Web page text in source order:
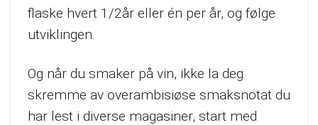
flaske hvert 1/2år eller én per år, og følge
utviklingen.
Og når du smaker på vin, ikke la deg
skremme av overambisiøse smaksnotat du
har lest i diverse magasiner, start med